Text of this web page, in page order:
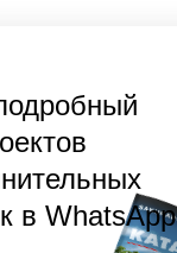
в WhatsApp